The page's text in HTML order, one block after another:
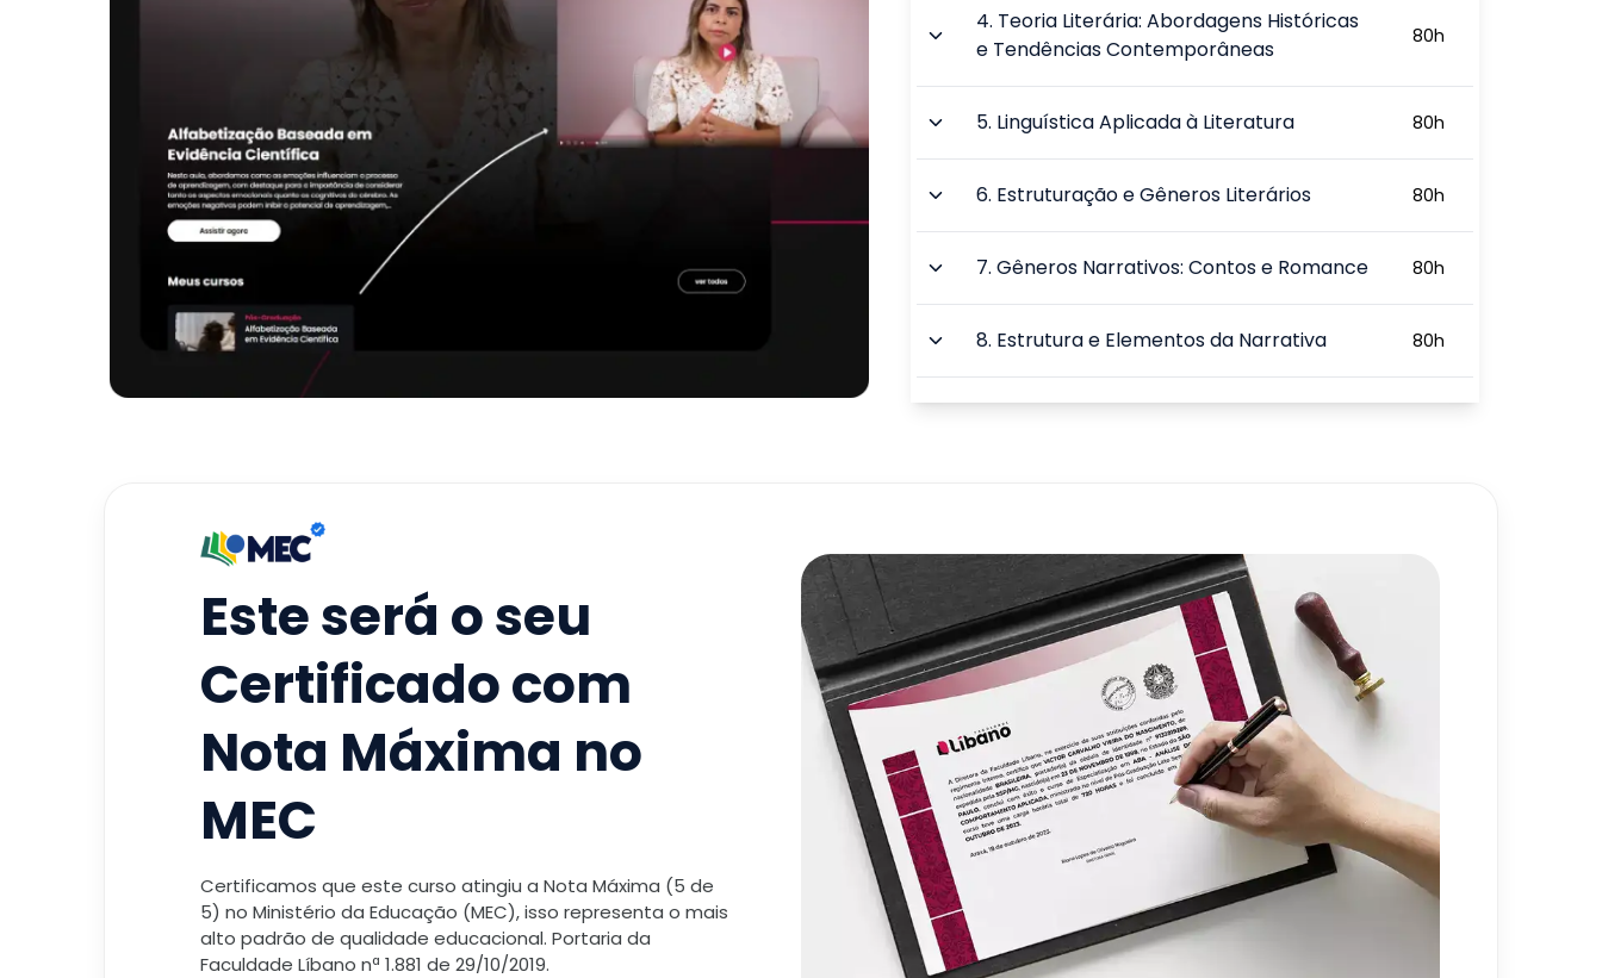
4. Teoria Literária: Abordagens Históricas
e Tendências Contemporâneas
80h
5. Linguística Aplicada à Literatura 80h
6. Estruturação e Gêneros Literários 80h
7.Gêneros Narrativos: Contos e Romance 80h
8. Estrutura e Elementos da Narrativa 80h
9.Teorias Textuais
Este será o seu
Certificado com
Nota Máxima no
MEC
Certificamos que este curso atingiu a Nota Máxima (5 de
5) no Ministério da Educação (MEC), isso representa o mais
alto padrão de qualidade educacional. Portaria da
Faculdade Líbano nª 1.881 de 29/10/2019.